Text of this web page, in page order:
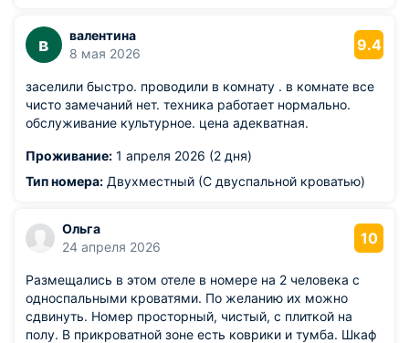
в
валентина
8 мая 2026
9.4
заселили быстро. проводили в комнату . в комнате все
чисто замечаний нет. техника работает нормально.
обслуживание культурное. цена адекватная.
Проживание: 1 апреля 2026 (2 дня)
Тип номера: Двухместный (С двуспальной кроватью)
Ольга
24 апреля 2026
10
Размещались в этом отеле в номере на 2 человека с
односпальными кроватями. По желанию их можно
сдвинуть. Номер просторный, чистый, с плиткой на
полу. В прикроватной зоне есть коврики и тумба. Шкаф